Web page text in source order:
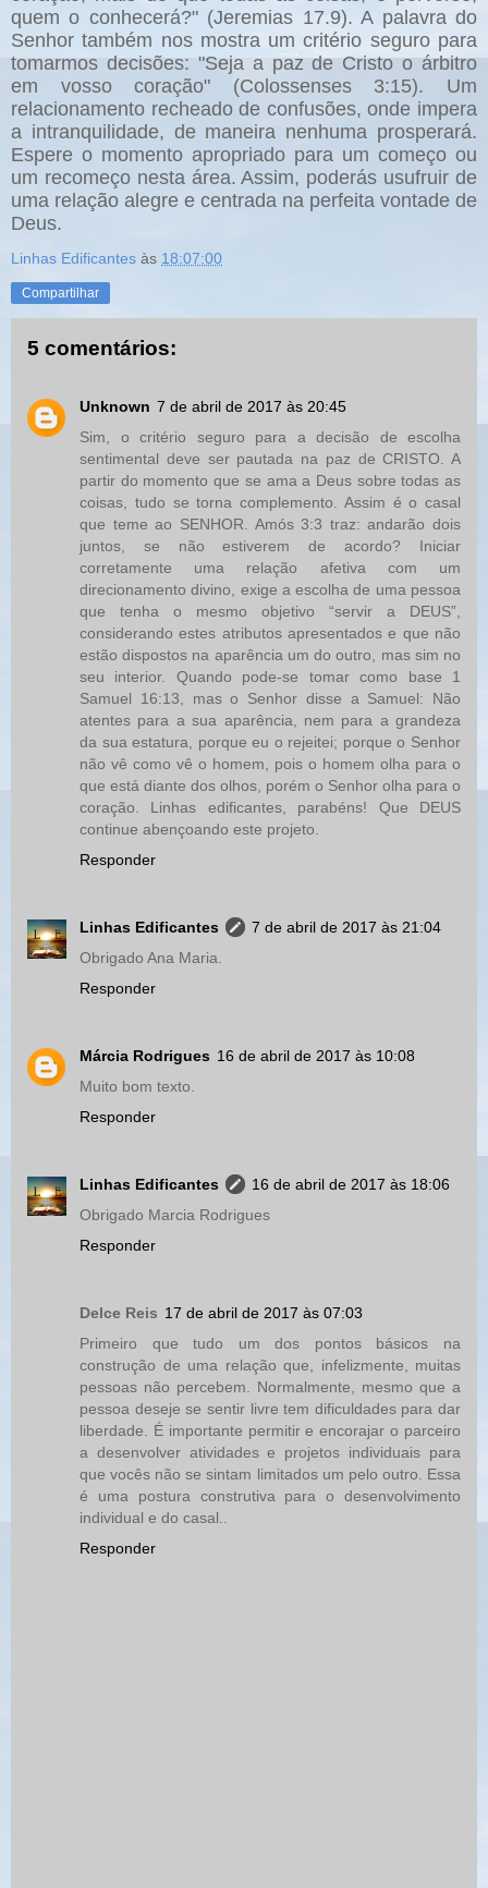
quem o conhecerá?" (Jeremias 17.9). A palavra do
Senhor também nos mostra um critério seguro para
tomarmos decisões: "Seja a paz de Cristo o árbitro
em vosso coração" (Colossenses 3:15). Um
relacionamento recheado de confusões, onde impera
a intranquilidade, de maneira nenhuma prosperará.
Espere o momento apropriado para um começo ou
um recomeço nesta área. Assim, poderás usufruir de
uma relação alegre e centrada na perfeita vontade de
Deus.
Linhas Edificantes às 18:07:00
Compartilhar
5 comentários:
Unknown 7 de abril de 2017 às 20:45
Sim, o critério seguro para a decisão de escolha
sentimental deve ser pautada na paz de CRISTO. A
partir do momento que se ama a Deus sobre todas as
coisas, tudo se torna complemento. Assim é o casal
que teme ao SENHOR. Amós 3:3 traz: andarão dois
juntos, se não estiverem de acordo? Iniciar
corretamente uma relação afetiva com um
direcionamento divino, exige a escolha de uma pessoa
que tenha o mesmo objetivo “servir a DEUS”,
considerando estes atributos apresentados e que não
estão dispostos na aparência um do outro, mas sim no
seu interior. Quando pode-se tomar como base 1
Samuel 16:13, mas o Senhor disse a Samuel: Não
atentes para a sua aparência, nem para a grandeza
da sua estatura, porque eu o rejeitei; porque o Senhor
não vê como vê o homem, pois o homem olha para o
que está diante dos olhos, porém o Senhor olha para o
coração. Linhas edificantes, parabéns! Que DEUS
continue abençoando este projeto.
Responder
Linhas Edificantes
7 de abril de 2017 às 21:04
Obrigado Ana Maria.
Responder
Márcia Rodrigues 16 de abril de 2017 às 10:08
Muito bom texto.
Responder
Linhas Edificantes
16 de abril de 2017 às 18:06
Obrigado Marcia Rodrigues
Responder
Delce Reis 17 de abril de 2017 às 07:03
Primeiro que tudo um dos pontos básicos na
construção de uma relação que, infelizmente, muitas
pessoas não percebem. Normalmente, mesmo que a
pessoa deseje se sentir livre tem dificuldades para dar
liberdade. É importante permitir e encorajar o parceiro
a desenvolver atividades e projetos individuais para
que vocês não se sintam limitados um pelo outro. Essa
é uma postura construtiva para o desenvolvimento
individual e do casal..
Responder